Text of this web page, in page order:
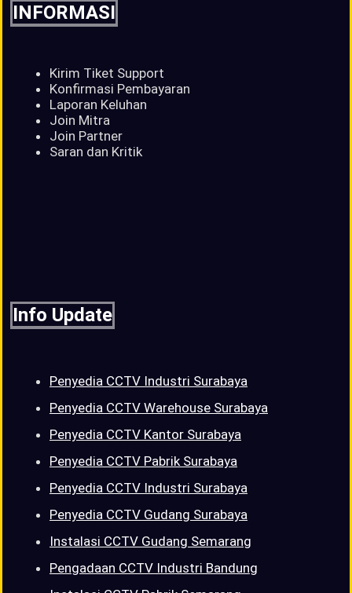
INFORMASI
Kirim Tiket Support
Konfirmasi Pembayaran
Laporan Keluhan
Join Mitra
Join Partner
Saran dan Kritik
Info Update
Penyedia CCTV Industri Surabaya
Penyedia CCTV Warehouse Surabaya
Penyedia CCTV Kantor Surabaya
Penyedia CCTV Pabrik Surabaya
Penyedia CCTV Industri Surabaya
Penyedia CCTV Gudang Surabaya
Instalasi CCTV Gudang Semarang
Pengadaan CCTV Industri Bandung